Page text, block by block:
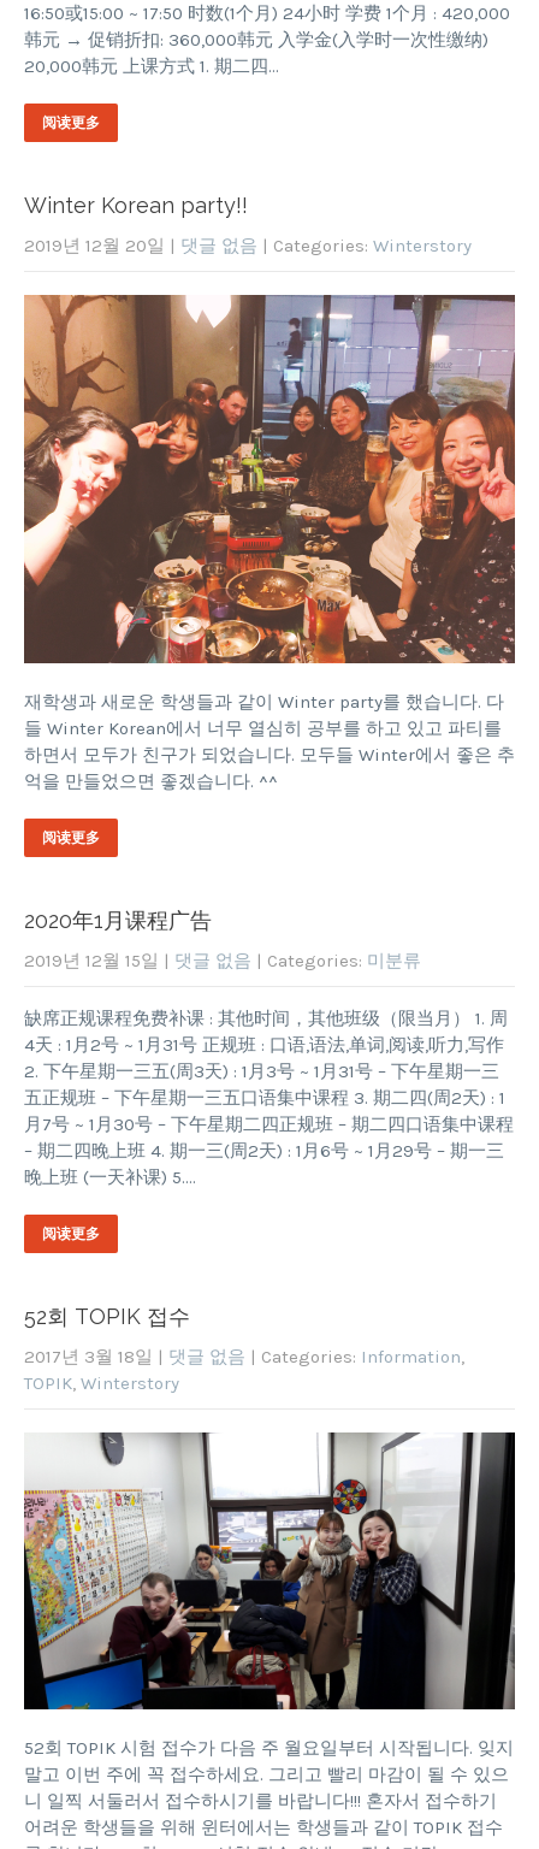
16:50或15:00 ~ 17:50 时数(1个月) 24小时 学费 1个月 : 420,000
韩元 → 促销折扣: 360,000韩元 入学金(入学时一次性缴纳)
20,000韩元 上课方式 1. 期二四…
阅读更多
Winter Korean party!!
2019년 12월 20일 | 댓글 없음 | Categories: Winterstory
재학생과 새로운 학생들과 같이 Winter party를 했습니다. 다
들 Winter Korean에서 너무 열심히 공부를 하고 있고 파티를
하면서 모두가 친구가 되었습니다. 모두들 Winter에서 좋은 추
억을 만들었으면 좋겠습니다. ^^
阅读更多
2020年1月课程广告
2019년 12월 15일 | 댓글 없음 | Categories: 미분류
缺席正规课程免费补课 : 其他时间，其他班级（限当月） 1. 周
4天 : 1月2号 ~ 1月31号 正规班 : 口语,语法,单词,阅读,听力,写作
2. 下午星期一三五(周3天) : 1月3号 ~ 1月31号 – 下午星期一三
五正规班 – 下午星期一三五口语集中课程 3. 期二四(周2天) : 1
月7号 ~ 1月30号 – 下午星期二四正规班 – 期二四口语集中课程
– 期二四晚上班 4. 期一三(周2天) : 1月6号 ~ 1月29号 – 期一三
晚上班 (一天补课) 5….
阅读更多
52회 TOPIK 접수
2017년 3월 18일 | 댓글 없음 | Categories: Information,
TOPIK, Winterstory
52회 TOPIK 시험 접수가 다음 주 월요일부터 시작됩니다. 잊지
말고 이번 주에 꼭 접수하세요. 그리고 빨리 마감이 될 수 있으
니 일찍 서둘러서 접수하시기를 바랍니다!!! 혼자서 접수하기
어려운 학생들을 위해 윈터에서는 학생들과 같이 TOPIK 접수